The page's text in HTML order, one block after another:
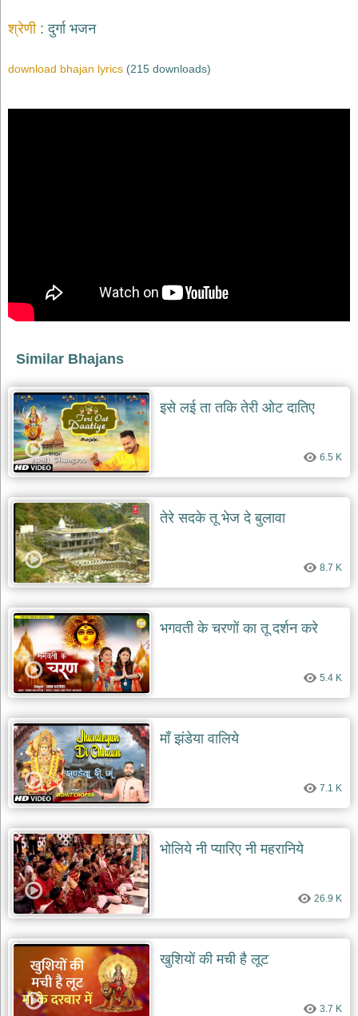
श्रेणी दुर्गा भजन
download bhajan lyrics (215 downloads)
Similar Bhajans
इसे लई ता तकि तेरी ओट दातिए
6.5 K
तेरे सदके तू भेज दे बुलावा
8.7 K
भगवती के चरणों का तू दर्शन करे
5.4 K
माँ झंडेया वालिये
7.1 K
भोलिये नी प्यारिए नी महरानिये
26.9 K
खुशियों की मची है लूट
3.7 K